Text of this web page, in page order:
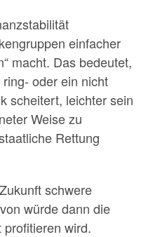
einfacher
macht. Das bedeutet,
oder ein nicht
scheitert, leichter sein
Weise zu
Rettung
schwere
würde dann die
wird.